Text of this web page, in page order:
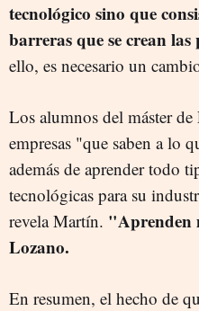
tecnológico sino que
barreras que se crean las
ello, es necesario un
Los alumnos del máster
empresas "que saben a lo
además de aprender todo
tecnológicas para su
revela Martín. "Aprenden
Lozano.
En resumen, el hecho de